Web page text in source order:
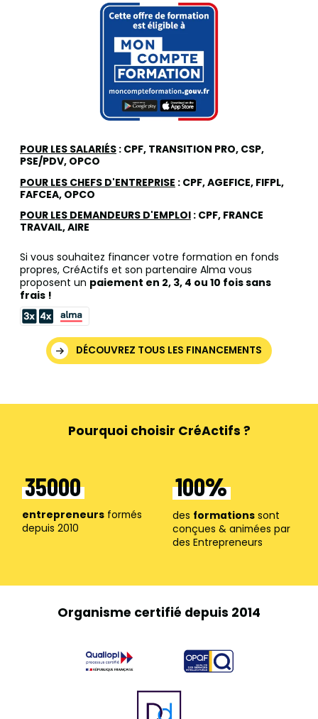
POUR LES SALARIÉS : CPF, TRANSITION PRO, CSP,
PSE/PDV, OPCO
POUR LES CHEFS D'ENTREPRISE : CPF, AGEFICE, FIFPL,
FAFCEA, OPCO
POUR LES DEMANDEURS D'EMPLOI : CPF, FRANCE
TRAVAIL, AIRE
Si vous souhaitez financer votre formation en fonds
propres, CréActifs et son partenaire Alma vous
proposent un paiement en 2, 3, 4 ou 10 fois sans
frais !
DÉCOUVREZ TOUS LES FINANCEMENTS
Pourquoi choisir CréActifs ?
35000
entrepreneurs formés
depuis 2010
100
des formations sont
conçues & animées par
des Entrepreneurs
Organisme certifié depuis 2014